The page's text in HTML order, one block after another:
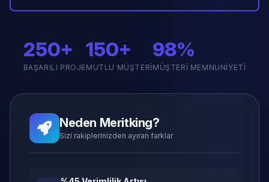
250+
BAŞARILI PROJE
150+
MUTLU MÜŞTERI
98%
MÜŞTERI MEMNUNIYETI
Neden Meritking?
Sizi rakiplerinizden ayıran farklar